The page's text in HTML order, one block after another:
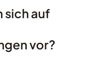
sich auf
vor?